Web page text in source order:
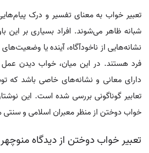
تعبیر خواب به معنای تفسیر و درک
شبانه ظاهر می‌شوند. افراد بسیاری بر این
نشانه‌هایی از ناخودآگاه، آینده یا
فرد هستند. در این میان، خواب دیدن عمل
دارای معانی و نشانه‌های خاصی باشد که
تعابیر گوناگونی بررسی شده است. این
خواب دوختن از منظر معبران اسلامی و سنتی
تعبیر خواب دوختن از دیدگاه